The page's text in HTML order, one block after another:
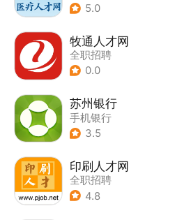
5.0
牧通人才网
全职招聘
0.0
苏州银行
手机银行
3.5
印刷人才网
全职招聘
4.8